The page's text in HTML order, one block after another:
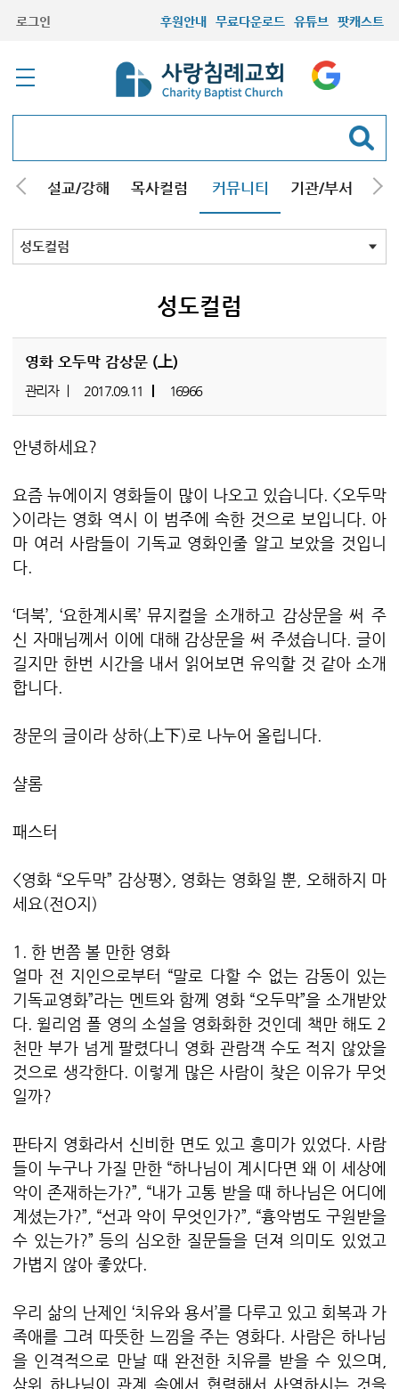
로그인 후원안내 무료다운로드 유튜브 팟캐스트
내 설교/강해 목사컬럼 커뮤니티 기관/부서 선
최근등록자료
자유게시판
교회소식
성도컬럼
성도컬럼
영화 오두막 감상문 (上)
관리자 2017.09.11 16966
안녕하세요?
요즘 뉴에이지 영화들이 많이 나오고 있습니다. <오두막
>이라는 영화 역시 이 범주에 속한 것으로 보입니다. 아
마 여러 사람들이 기독교 영화인줄 알고 보았을 것입니
다.
‘더북’, ‘요한계시록’ 뮤지컬을 소개하고 감상문을 써 주
신 자매님께서 이에 대해 감상문을 써 주셨습니다. 글이
길지만 한번 시간을 내서 읽어보면 유익할 것 같아 소개
합니다.
장문의 글이라 상하(上下)로 나누어 올립니다.
샬롬
패스터
<영화 “오두막” 감상평>, 영화는 영화일 뿐, 오해하지 마
세요(전O지)
1. 한 번쯤 볼 만한 영화
얼마 전 지인으로부터 “말로 다할 수 없는 감동이 있는
기독교영화”라는 멘트와 함께 영화 “오두막”을 소개받았
다. 윌리엄 폴 영의 소설을 영화화한 것인데 책만 해도 2
천만 부가 넘게 팔렸다니 영화 관람객 수도 적지 않았을
것으로 생각한다. 이렇게 많은 사람이 찾은 이유가 무엇
일까?
판타지 영화라서 신비한 면도 있고 흥미가 있었다. 사람
들이 누구나 가질 만한 “하나님이 계시다면 왜 이 세상에
악이 존재하는가?”, “내가 고통 받을 때 하나님은 어디에
계셨는가?”, “선과 악이 무엇인가?”, “흉악범도 구원받을
수 있는가?” 등의 심오한 질문들을 던져 의미도 있었고
가볍지 않아 좋았다.
우리 삶의 난제인 ‘치유와 용서’를 다루고 있고 회복과 가
족애를 그려 따뜻한 느낌을 주는 영화다. 사람은 하나님
을 인격적으로 만날 때 완전한 치유를 받을 수 있으며,
삼위 하나님이 관계 속에서 협력해서 사역하시는 것을